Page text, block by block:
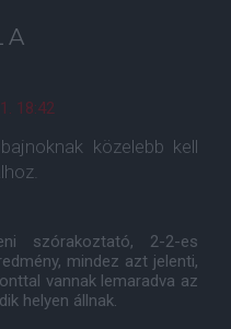
A
18:42
közelebb kell
szórakoztató, 2-2-es
mindez azt jelenti,
vannak lemaradva az
helyen állnak.